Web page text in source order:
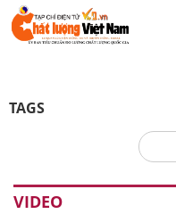
TAGS
VIDEO